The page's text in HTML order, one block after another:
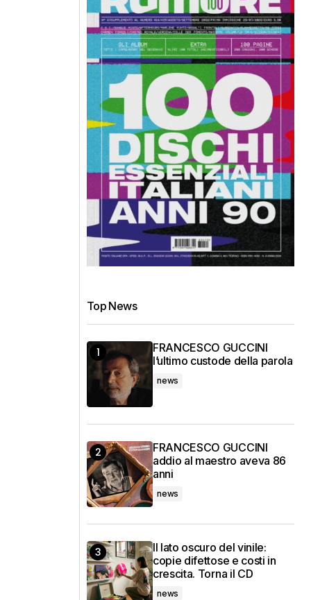
Top News
FRANCESCO GUCCINI
l’ultimo custode della parola
news
FRANCESCO GUCCINI
addio al maestro aveva 86
anni
news
Il lato oscuro del vinile:
copie difettose e costi in
crescita. Torna il CD
news